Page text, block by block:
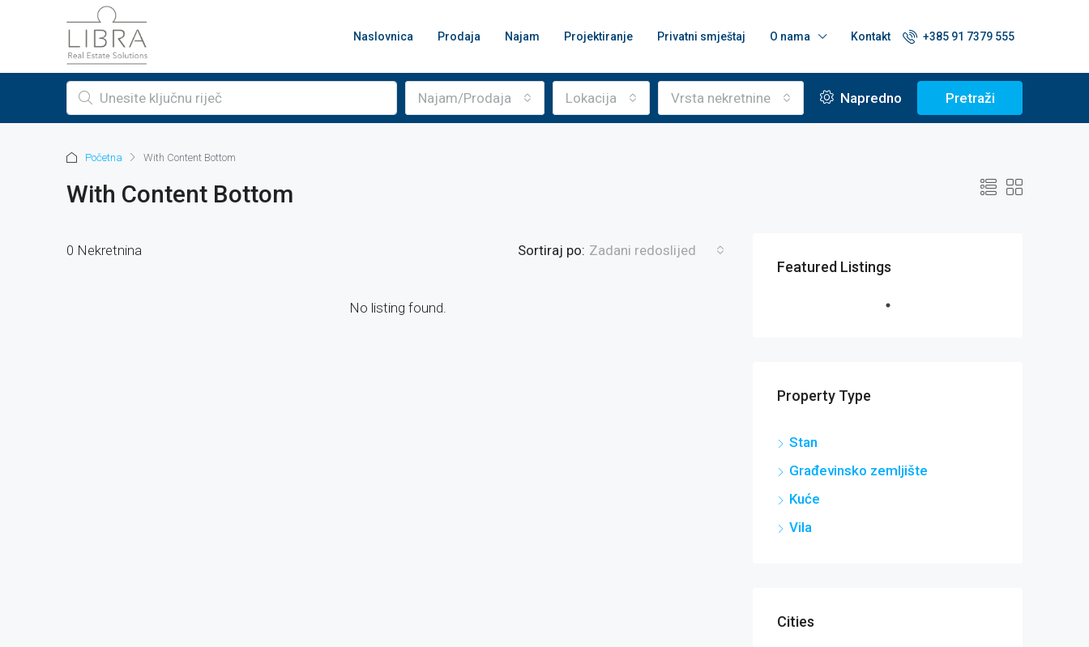
Naslovnica Prodaja Najam Projektiranje Privatni smještaj O nama Kontakt +385 91 7379 555
Najam/Prodaja Lokacija Vrsta nekretnine Napredno Pretraži
Početna With Content Bottom
With Content Bottom
0 Nekretnina Sortiraj po: Zadani redoslijed
No listing found.
Featured Listings
Property Type
Stan
Građevinsko zemljište
Kuće
Vila
Cities